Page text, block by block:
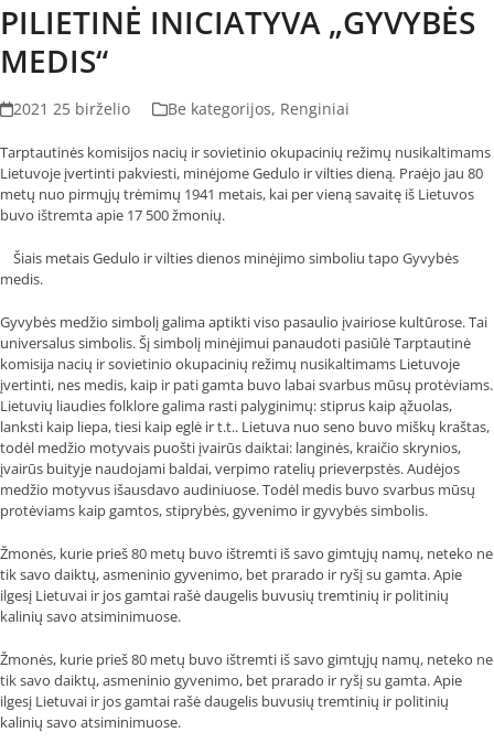
PILIETINĖ INICIATYVA „GYVYBĖS
MEDIS“
2021 25 birželio Be kategorijos, Renginiai
Tarptautinės komisijos nacių ir sovietinio okupacinių režimų nusikaltimams
Lietuvoje įvertinti pakviesti, minėjome Gedulo ir vilties dieną. Praėjo jau 80
metų nuo pirmųjų trėmimų 1941 metais, kai per vieną savaitę iš Lietuvos
buvo ištremta apie 17 500 žmonių.
Šiais metais Gedulo ir vilties dienos minėjimo simboliu tapo Gyvybės
medis.
Gyvybės medžio simbolį galima aptikti viso pasaulio įvairiose kultūrose. Tai
universalus simbolis. Šį simbolį minėjimui panaudoti pasiūlė Tarptautinė
komisija nacių ir sovietinio okupacinių režimų nusikaltimams Lietuvoje
įvertinti, nes medis, kaip ir pati gamta buvo labai svarbus mūsų protėviams.
Lietuvių liaudies folklore galima rasti palyginimų: stiprus kaip ąžuolas,
lanksti kaip liepa, tiesi kaip eglė ir t.t.. Lietuva nuo seno buvo miškų kraštas,
todėl medžio motyvais puošti įvairūs daiktai: langinės, kraičio skrynios,
įvairūs buityje naudojami baldai, verpimo ratelių prieverpstės. Audėjos
medžio motyvus išausdavo audiniuose. Todėl medis buvo svarbus mūsų
protėviams kaip gamtos, stiprybės, gyvenimo ir gyvybės simbolis.
Žmonės, kurie prieš 80 metų buvo ištremti iš savo gimtųjų namų, neteko ne
tik savo daiktų, asmeninio gyvenimo, bet prarado ir ryšį su gamta. Apie
ilgesį Lietuvai ir jos gamtai rašė daugelis buvusių tremtinių ir politinių
kalinių savo atsiminimuose.
Žmonės, kurie prieš 80 metų buvo ištremti iš savo gimtųjų namų, neteko ne
tik savo daiktų, asmeninio gyvenimo, bet prarado ir ryšį su gamta. Apie
ilgesį Lietuvai ir jos gamtai rašė daugelis buvusių tremtinių ir politinių
kalinių savo atsiminimuose.